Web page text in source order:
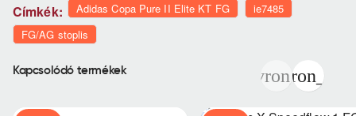
Címkék: Adidas Copa Pure II Elite KT FG
ie7485
FG/AG stoplis
Kapcsolódó termékek